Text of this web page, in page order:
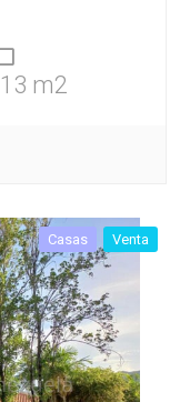
13 m2
Casas Venta